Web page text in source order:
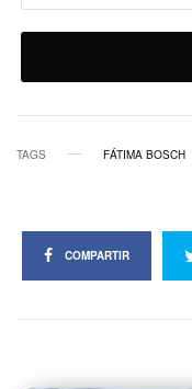
TAGS FÁTIMA BOSCH
COMPARTIR